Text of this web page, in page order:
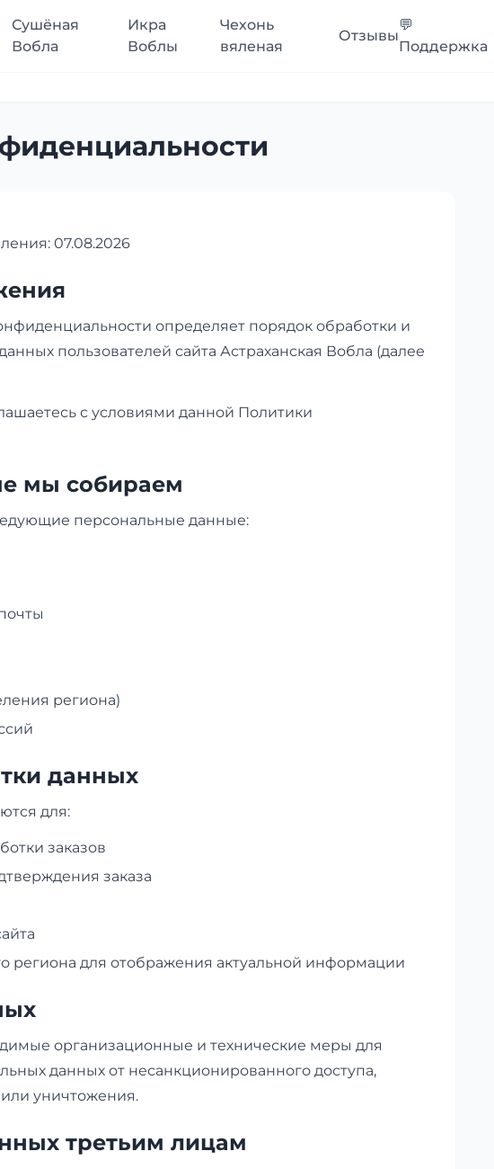
Сушёная
Вобла
Икра
Воблы
Чехонь
вяленая
Отзывы
💬
Поддержка
07.08.2026
определяет порядок обработки и
пользователей сайта Астраханская Вобла (далее
с условиями данной Политики
мы собираем
персональные данные:
региона)
данных
для:
заказов
заказа
региона для отображения актуальной информации
организационные и технические меры для
данных от несанкционированного доступа,
уничтожения.
третьим лицам